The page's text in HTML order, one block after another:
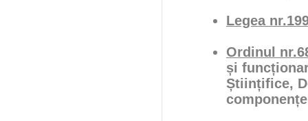
Legea
Ordinul
și
Științifice,